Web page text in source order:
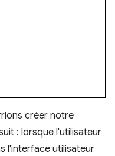
créer notre
: lorsque l'utilisateur
l'interface utilisateur